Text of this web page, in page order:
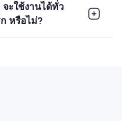
จะใช้งานได้ทั่ว
หรือไม่?